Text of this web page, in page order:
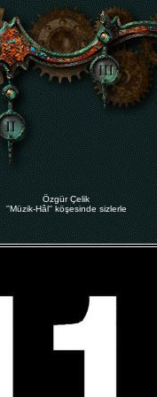
Özgür Çelik
''Müzik-Hâl'' köşesinde sizlerle